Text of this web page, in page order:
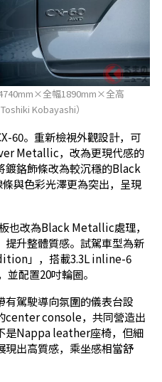
全幅1890mm×全高
Kobayashi）
60。重新檢視外觀設計，可
Metallic，改為更現代感的
鉻飾條改為較沉穩的Black
與色彩光澤更為突出，呈現
也改為Black Metallic處理，
升整體質感。試駕車型為新
」，搭載3.3L inline-6
配置20吋輪圈。
駕駛導向氛圍的儀表台設
center console，共同營造出
是Nappa leather座椅，但細
現出高質感，乘坐感相當舒